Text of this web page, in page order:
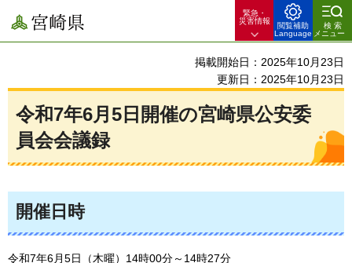
宮崎県
緊急・
災害情報
閲覧補助
Language
検索
メニュー
掲載開始日：2025年10月23日
更新日：2025年10月23日
令和7年6月5日開催の宮崎県公安委
員会会議録
開催日時
令和7年6月5日（木曜）14時00分～14時27分